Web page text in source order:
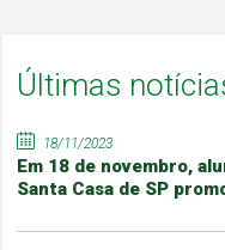
Últimas
18/11/2023
Em 18 de novembro,
Santa Casa de SP